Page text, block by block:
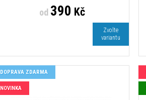
od390 Kč
Zvolte
variantu
DOPRAVA ZDARMA
NOVINKA